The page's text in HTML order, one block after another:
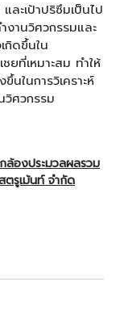
ละเป้าปริซึมเป็นไป
งานวิศวกรรมและ
กิดขึ้นใน
ยที่เหมาะสม ทำให้
ในการวิเคราะห์
วิศวกรรม
กล้องประมวลผลรวม
รูเม้นท์ จำกัด